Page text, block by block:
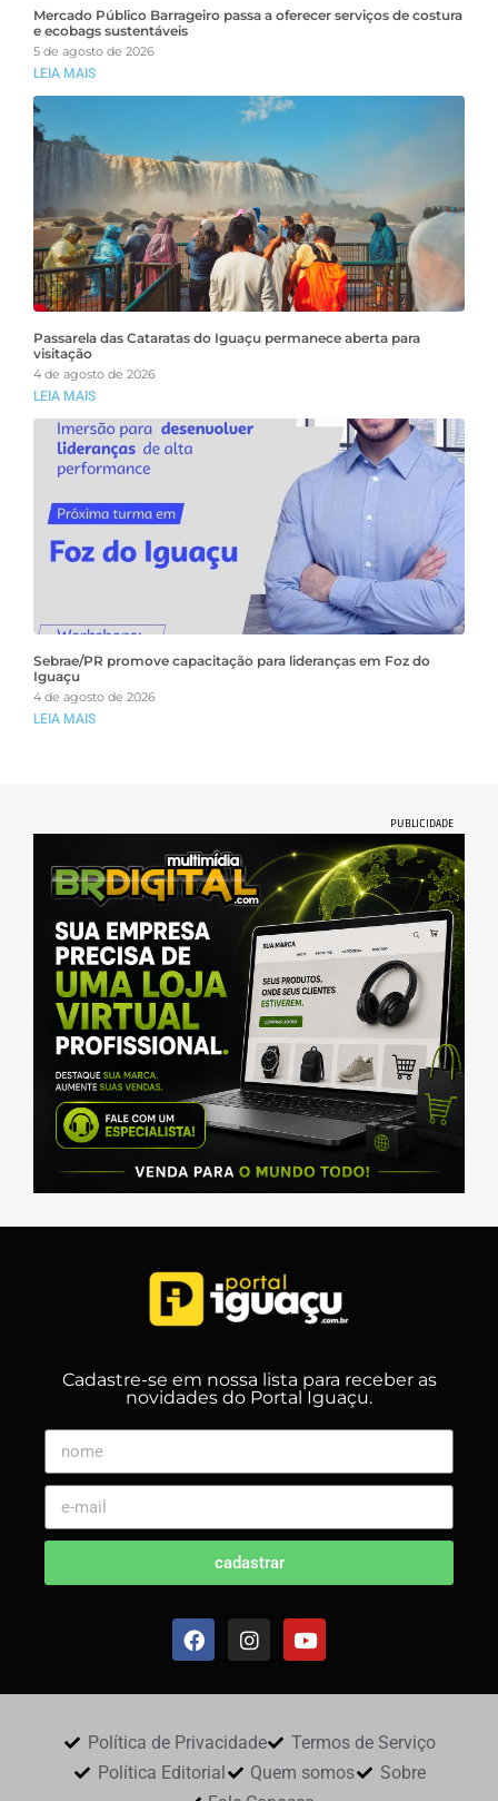
Mercado Público Barrageiro passa a oferecer serviços de costura
e ecobags sustentáveis
5 de agosto de 2026
LEIA MAIS
Passarela das Cataratas do Iguaçu permanece aberta para
visitação
4 de agosto de 2026
LEIA MAIS
Sebrae/PR promove capacitação para lideranças em Foz do
Iguaçu
4 de agosto de 2026
LEIA MAIS
PUBLICIDADE
Cadastre-se em nossa lista para receber as
novidades do Portal Iguaçu.
cadastrar
Política de Privacidade
Termos de Serviço
Política Editorial
Quem somos
Sobre